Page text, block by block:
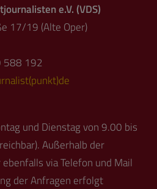
e.V. (VDS)
17/19 (Alte Oper)
588 192
und Dienstag von 9.00 bis
Außerhalb der
via Telefon und Mail
der Anfragen erfolgt